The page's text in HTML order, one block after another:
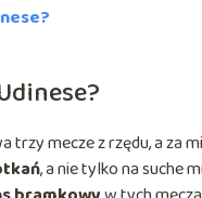
mecze z rzędu, a za
, a nie tylko na suche